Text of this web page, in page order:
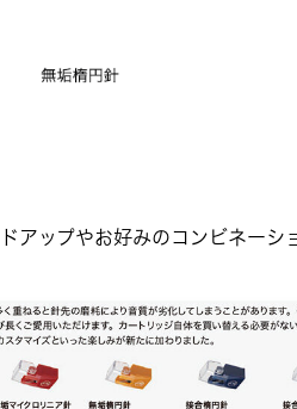
ップやお好みのコンビネーショ